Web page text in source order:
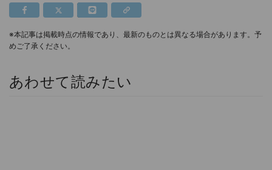
※本記事は掲載時点の情報であり、最新のものとは異なる場合があります。予
めご了承ください。
あわせて読みたい